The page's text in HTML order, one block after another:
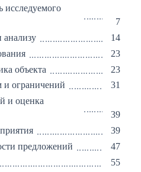
исследуемого
7
анализу
14
23
объекта
23
и ограничений
31
и оценка
39
39
предложений
47
55